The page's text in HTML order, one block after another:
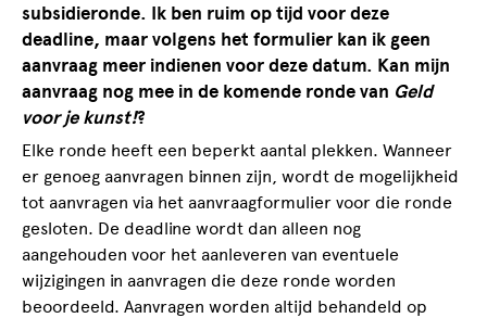
subsidieronde. Ik ben ruim op tijd voor deze
deadline, maar volgens het formulier kan ik geen
aanvraag meer indienen voor deze datum. Kan mijn
aanvraag nog mee in de komende ronde van Geld
voor je kunst!?
Elke ronde heeft een beperkt aantal plekken. Wanneer
er genoeg aanvragen binnen zijn, wordt de mogelijkheid
tot aanvragen via het aanvraagformulier voor die ronde
gesloten. De deadline wordt dan alleen nog
aangehouden voor het aanleveren van eventuele
wijzigingen in aanvragen die deze ronde worden
beoordeeld. Aanvragen worden altijd behandeld op